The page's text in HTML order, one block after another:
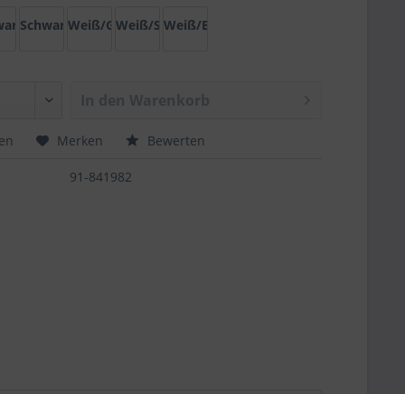
Silber
Schwarz/Bronze
Weiß/GoldWeiß/SilberWeiß/Bronze
Merken Bewerten
91-841982